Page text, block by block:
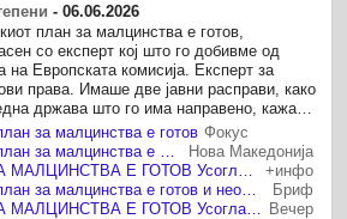
-06.06.2026
план за малцинства е готов,
со експерт кој што го добивме од
на Европската комисија. Експерт за
права. Имаше две јавни расправи, како
држава што го има направено, кажа
Акцискиот план за ...
за малцинства е готов Фокус
Нова Македонија
+инфо
Бриф
Вечер